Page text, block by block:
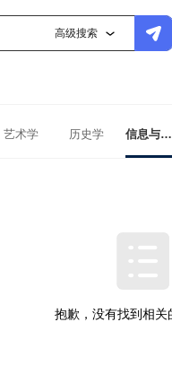
高级搜索
艺术学 历史学 信息与通信工程
抱歉，没有找到相关